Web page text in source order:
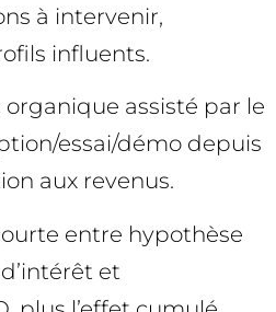
à intervenir,
influents.
organique assisté par le
essai/démo depuis
aux revenus.
entre hypothèse
et